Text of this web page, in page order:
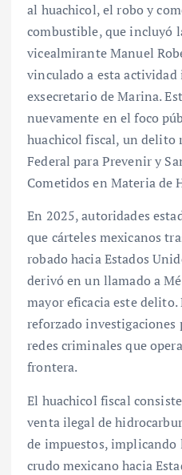
al huachicol, el robo y
combustible, que incluyó
vicealmirante Manuel
vinculado a esta
exsecretario de Marina.
nuevamente en el foco
huachicol fiscal, un delito
Federal para Prevenir y
Cometidos en Materia de
En 2025, autoridades
que cárteles mexicanos
robado hacia Estados
derivó en un llamado a
mayor eficacia este
reforzado investigaciones
redes criminales que
frontera.
El huachicol fiscal
venta ilegal de
de impuestos,
crudo mexicano hacia